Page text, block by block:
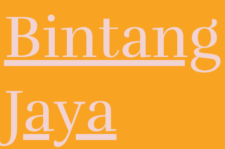
Bintang
Jaya